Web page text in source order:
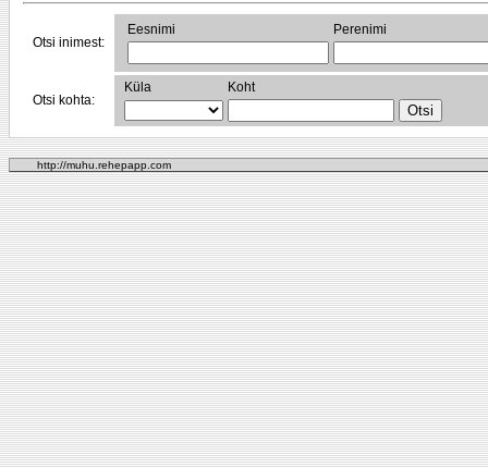
Otsi inimest:
Eesnimi Perenimi
Otsi kohta:
Küla Koht
http://muhu.rehepapp.com